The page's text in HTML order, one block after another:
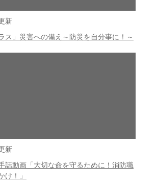
新
ス」災害への備え～防災を自分事に！～
新
話動画「大切な命を守るために！消防職
け！」